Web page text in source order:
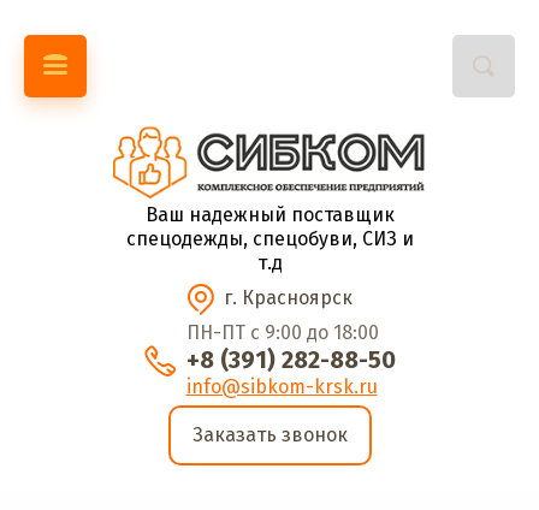
Ваш надежный поставщик
спецодежды, спецобуви, СИЗ и
т.д
г. Красноярск
ПН-ПТ с 9:00 до 18:00
+8 (391) 282-88-50
info@sibkom-krsk.ru
Заказать звонок